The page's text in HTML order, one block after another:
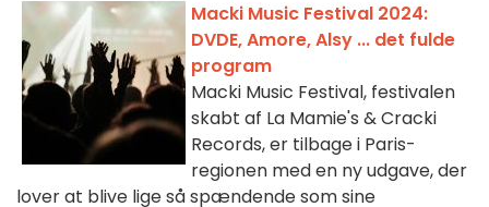
Macki Music Festival 2024:
DVDE, Amore, Alsy ... det fulde
program
Macki Music Festival, festivalen
skabt af La Mamie's & Cracki
Records, er tilbage i Paris-
regionen med en ny udgave, der
lover at blive lige så spændende som sine